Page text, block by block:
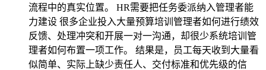
流程中的真实位置。 HR需要把任务委派纳入管理者能
力建设 很多企业投入大量预算培训管理者如何进行绩效
反馈、处理冲突和开展一对一沟通，却很少系统培训管
理者如何布置一项工作。 结果是，员工每天收到大量看
似简单、实际上缺少责任人、交付标准和优先级的信